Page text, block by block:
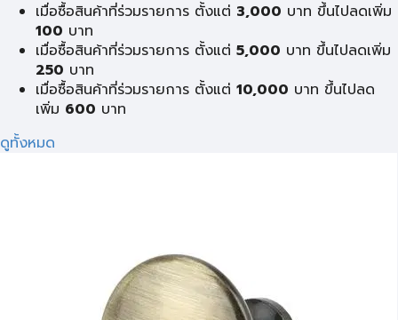
เมื่อซื้อสินค้าที่ร่วมรายการ ตั้งแต่ 3,000 บาท ขึ้นไปลดเพิ่ม
100 บาท
เมื่อซื้อสินค้าที่ร่วมรายการ ตั้งแต่ 5,000 บาท ขึ้นไปลดเพิ่ม
250 บาท
เมื่อซื้อสินค้าที่ร่วมรายการ ตั้งแต่ 10,000 บาท ขึ้นไปลด
เพิ่ม 600 บาท
ดูทั้งหมด